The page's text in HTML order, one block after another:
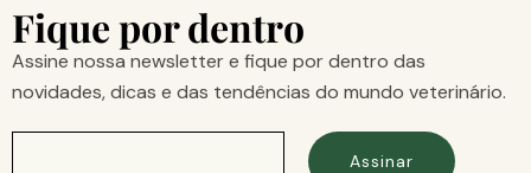
Fique por dentro
Assine nossa newsletter e fique por dentro das
novidades, dicas e das tendências do mundo veterinário.
Assinar